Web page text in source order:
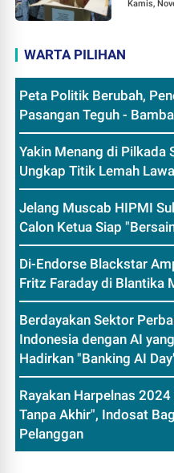
Kamis,
WARTA PILIHAN
Peta Politik Berubah,
Pasangan Teguh -
Yakin Menang di Pilkada
Ungkap Titik Lemah
Jelang Muscab HIPMI
Calon Ketua Siap
Di-Endorse Blackstar
Fritz Faraday di Blantika
Berdayakan Sektor
Indonesia dengan AI
Hadirkan "Banking AI
Rayakan Harpelnas
Tanpa Akhir", Indosat
Pelanggan